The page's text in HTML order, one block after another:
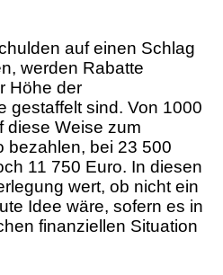
auf einen Schlag
werden Rabatte
Höhe der
gestaffelt sind. Von 1000
diese Weise zum
bezahlen, bei 23 500
11 750 Euro. In diesen
wert, ob nicht ein
Idee wäre, sofern es in
finanziellen Situation